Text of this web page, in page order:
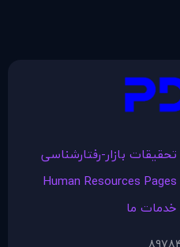
تحقیقات بازار-رفتارشناسی
Human Resources Pages
خدمات ما